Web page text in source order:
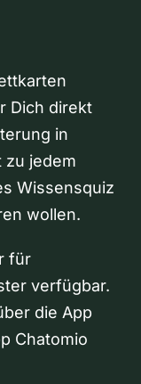
Dich direkt
in
zu jedem
Wissensquiz
wollen.
für
verfügbar.
die App
Chatomio